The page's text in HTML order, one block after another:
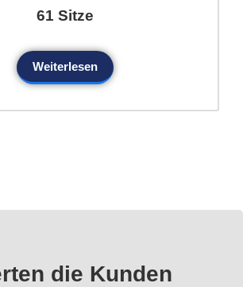
61 Sitze
Weiterlesen
die Kunden